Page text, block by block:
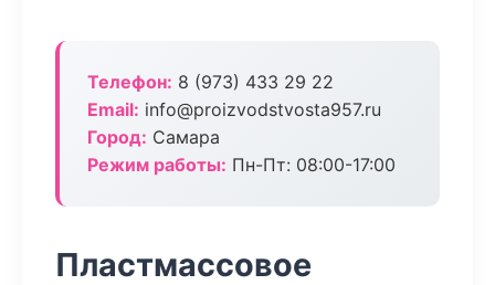
Телефон: 8 (973) 433 29 22
Email: info@proizvodstvosta957.ru
Город: Самара
Режим работы: Пн-Пт: 08:00-17:00
Пластмассовое